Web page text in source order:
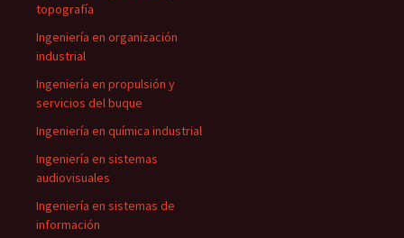
topografía
Ingeniería en organización
industrial
Ingeniería en propulsión y
servicios del buque
Ingeniería en química industrial
Ingeniería en sistemas
audiovisuales
Ingeniería en sistemas de
información